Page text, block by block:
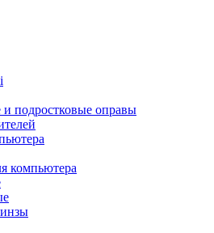
и подростковые оправы
компьютера